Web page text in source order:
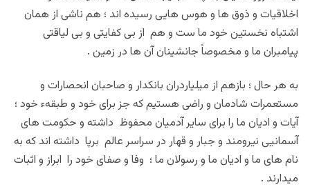
اخلاقیات و ذوق ها و هوس هایی رسیده اند ؛ هم ناشی از همان
اشتباه نخستین خود ما ست و هم از بی کفایتی و بی لیاقتی
پیامبران ما و مخصوصاً جانشینان آن ها در زمین .
به هر حال ؛ بازهم از میلیاردران بانکدار و صاحبان انحصارات و
مستعمرات شادمان و راضی هستیم که جز برای خود و طبقهء خود ؛
آیات و ادیان ما را برای سایر آدمیان محفوظ داشته و حکومت های
آسمانیی نیرومند و جبار و قهار در سراسر عالم برپا داشته اند که به
نام های ما و ادیان ما و رسولان ما ؛ وفا و صفای خود را ابراز و اثبات
میدارند .